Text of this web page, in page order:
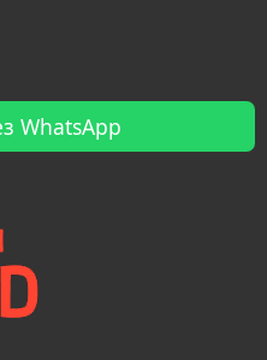
WhatsApp